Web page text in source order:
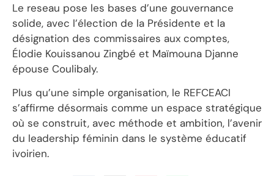
Le reseau pose les bases d’une gouvernance
solide, avec l’élection de la Présidente et la
désignation des commissaires aux comptes,
Élodie Kouissanou Zingbé et Maïmouna Djanne
épouse Coulibaly.
Plus qu’une simple organisation, le REFCEACI
s’affirme désormais comme un espace stratégique
où se construit, avec méthode et ambition, l’avenir
du leadership féminin dans le système éducatif
ivoirien.